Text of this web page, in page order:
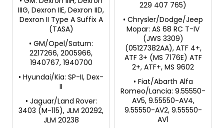
IIIG, Dexron IIE, Dexron IID,
Dexron II Type A Suffix A
(TASA)
• GM/Opel/Saturn:
2217266, 2005966,
1940767, 1940700
• Hyundai/Kia: SP-II, Dex-
II
• Jaguar/Land Rover:
3403 (M-115), JLM 20292,
JLM 20238
229 407 765)
• Chrysler/Dodge/Jeep
Mopar: AS 68 RC T-IV
(JWS 3309)
(05127382AA), ATF 4+,
ATF 3+ (MS 7176E) ATF
2+, ATF+, MS 9602
• Fiat/Abarth Alfa
Romeo/Lancia: 9.55550-
AV5, 9.55550-AV4,
9.55550-AV2, 9.55550-
AV1